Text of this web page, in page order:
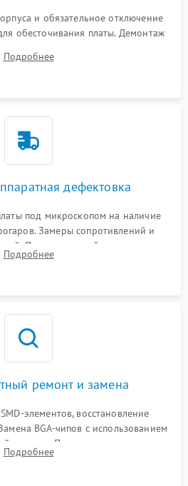
и обязательное отключение
обесточивания платы. Демонтаж
с кристаллов чипов.
Подробнее
дефектовка
под микроскопом на наличие
Замеры сопротивлений и
Проверка цепей питания,
процессора и видеочипа.
Подробнее
ремонт и замена
элементов, восстановление
BGA-чипов с использованием
станции. Прошивка микросхемы
поврежденных портов USB
Подробнее